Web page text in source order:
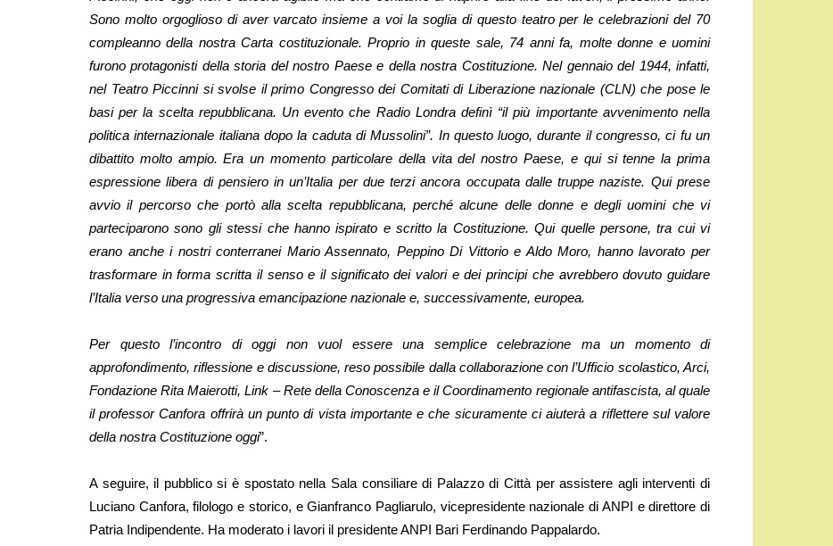
Sono molto orgoglioso di aver varcato insieme a voi la soglia di questo teatro per le celebrazioni del 70
compleanno della nostra Carta costituzionale. Proprio in queste sale, 74 anni fa, molte donne e uomini
furono protagonisti della storia del nostro Paese e della nostra Costituzione. Nel gennaio del 1944, infatti,
nel Teatro Piccinni si svolse il primo Congresso dei Comitati di Liberazione nazionale (CLN) che pose le
basi per la scelta repubblicana. Un evento che Radio Londra definì “il più importante avvenimento nella
politica internazionale italiana dopo la caduta di Mussolini”. In questo luogo, durante il congresso, ci fu un
dibattito molto ampio. Era un momento particolare della vita del nostro Paese, e qui si tenne la prima
espressione libera di pensiero in un’Italia per due terzi ancora occupata dalle truppe naziste. Qui prese
avvio il percorso che portò alla scelta repubblicana, perché alcune delle donne e degli uomini che vi
parteciparono sono gli stessi che hanno ispirato e scritto la Costituzione. Qui quelle persone, tra cui vi
erano anche i nostri conterranei Mario Assennato, Peppino Di Vittorio e Aldo Moro, hanno lavorato per
trasformare in forma scritta il senso e il significato dei valori e dei principi che avrebbero dovuto guidare
l’Italia verso una progressiva emancipazione nazionale e, successivamente, europea.
Per questo l’incontro di oggi non vuol essere una semplice celebrazione ma un momento di
approfondimento, riflessione e discussione, reso possibile dalla collaborazione con l’Ufficio scolastico, Arci,
Fondazione Rita Maierotti, Link – Rete della Conoscenza e il Coordinamento regionale antifascista, al quale
il professor Canfora offrirà un punto di vista importante e che sicuramente ci aiuterà a riflettere sul valore
della nostra Costituzione oggi”.
A seguire, il pubblico si è spostato nella Sala consiliare di Palazzo di Città per assistere agli interventi di
Luciano Canfora, filologo e storico, e Gianfranco Pagliarulo, vicepresidente nazionale di ANPI e direttore di
Patria Indipendente. Ha moderato i lavori il presidente ANPI Bari Ferdinando Pappalardo.